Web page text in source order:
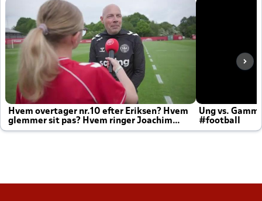
Hvem overtager nr.10 efter Eriksen? Hvem
glemmer sit pas? Hvem ringer Joachim
altid til efter kampe?
Ung vs.
#football